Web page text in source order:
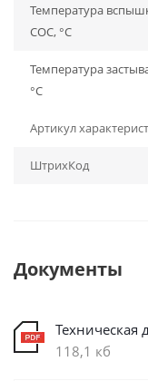
Температура
СОС, °С
Температура
°С
Артикул
ШтрихКод
Документы
Техническая
118,1 кб